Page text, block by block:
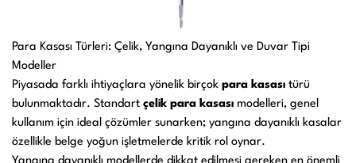
Para Kasası Türleri: Çelik, Yangına Dayanıklı ve Duvar Tipi
Modeller
Piyasada farklı ihtiyaçlara yönelik birçok para kasası türü
bulunmaktadır. Standart çelik para kasası modelleri, genel
kullanım için ideal çözümler sunarken; yangına dayanıklı kasalar
özellikle belge yoğun işletmelerde kritik rol oynar.